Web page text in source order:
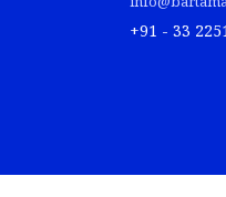
+91 - 33